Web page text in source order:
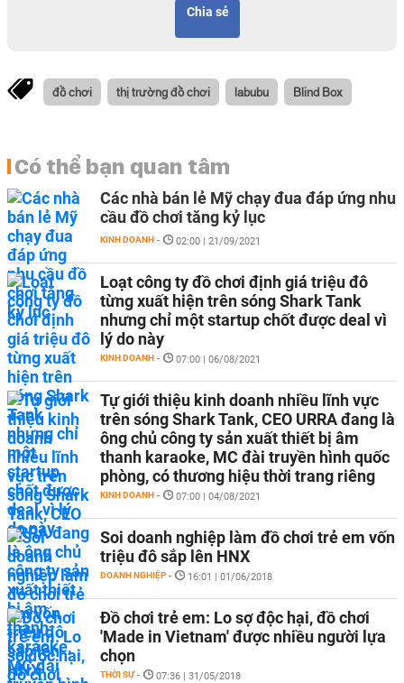
Chia sẻ
đồ chơi thị trường đồ chơi labubu Blind Box
Có thể bạn quan tâm
Các nhà bán lẻ Mỹ chạy đua đáp ứng nhu
cầu đồ chơi tăng kỷ lục
KINH DOANH - 02:00 | 21/09/2021
Loạt công ty đồ chơi định giá triệu đô
từng xuất hiện trên sóng Shark Tank
nhưng chỉ một startup chốt được deal vì
lý do này
KINH DOANH - 07:00 | 06/08/2021
Tự giới thiệu kinh doanh nhiều lĩnh vực
trên sóng Shark Tank, CEO URRA đang là
ông chủ công ty sản xuất thiết bị âm
thanh karaoke, MC đài truyền hình quốc
phòng, có thương hiệu thời trang riêng
KINH DOANH - 07:00 | 04/08/2021
Soi doanh nghiệp làm đồ chơi trẻ em vốn
triệu đô sắp lên HNX
DOANH NGHIỆP - 16:01 | 01/06/2018
Đồ chơi trẻ em: Lo sợ độc hại, đồ chơi
'Made in Vietnam' được nhiều người lựa
chọn
THỜI SỰ - 07:36 | 31/05/2018